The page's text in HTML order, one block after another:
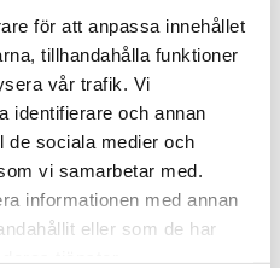
för att anpassa innehållet
tillhandahålla funktioner
vår trafik. Vi
identifierare och annan
de sociala medier och
vi samarbetar med.
informationen med annan
eller som de har